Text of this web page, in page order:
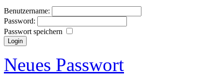
Benutzername:
Password:
Passwort speichern
Neues Passwort